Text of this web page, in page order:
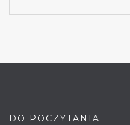
DO POCZYTANIA